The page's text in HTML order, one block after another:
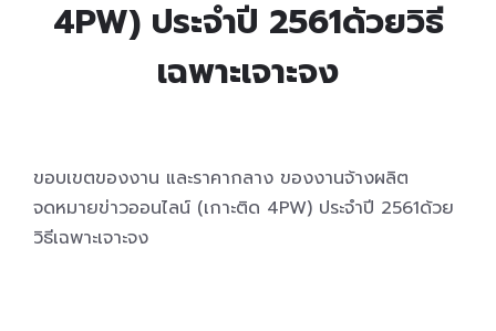
4PW) ประจำปี 2561ด้วยวิธี
เฉพาะเจาะจง
ขอบเขตของงาน และราคากลาง ของงานจ้างผลิต
จดหมายข่าวออนไลน์ (เกาะติด 4PW) ประจำปี 2561ด้วย
วิธีเฉพาะเจาะจง